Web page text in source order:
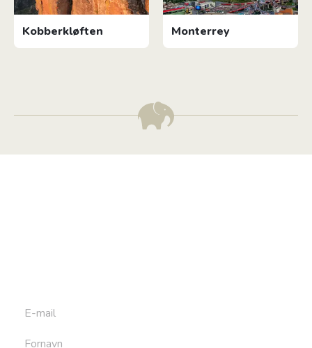
Kobberkløften Monterrey